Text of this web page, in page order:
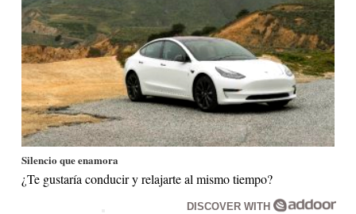
Silencio que enamora
¿Te gustaría conducir y relajarte al mismo tiempo?
DISCOVER WITH